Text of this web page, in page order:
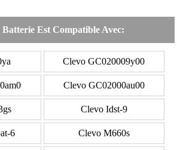
Batterie Est Compatible Avec:
Clevo GC020009y00
Clevo GC02000au00
Clevo Idst-9
6 Clevo M660s